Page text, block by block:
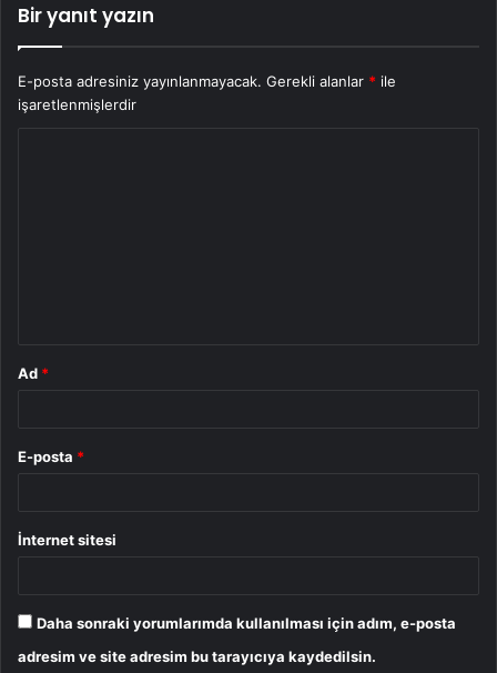
Bir yanıt yazın
E-posta adresiniz yayınlanmayacak. Gerekli alanlar * ile
işaretlenmişlerdir
Ad *
E-posta *
İnternet sitesi
Daha sonraki yorumlarımda kullanılması için adım, e-posta
adresim ve site adresim bu tarayıcıya kaydedilsin.